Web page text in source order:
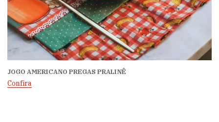
JOGO AMERICANO PREGAS PRALINÊ
Confira